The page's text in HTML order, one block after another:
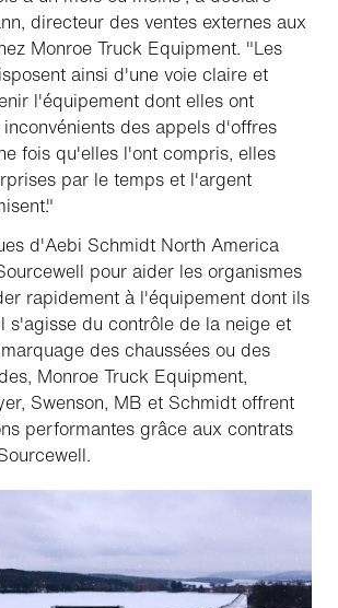
directeur des ventes externes aux
Monroe Truck Equipment. "Les
ainsi d'une voie claire et
l'équipement dont elles ont
des appels d'offres
fois qu'elles l'ont compris, elles
par le temps et l'argent
d'Aebi Schmidt North America
pour aider les organismes
rapidement à l'équipement dont ils
s'agisse du contrôle de la neige et
des chaussées ou des
Monroe Truck Equipment,
Swenson, MB et Schmidt offrent
performantes grâce aux contrats